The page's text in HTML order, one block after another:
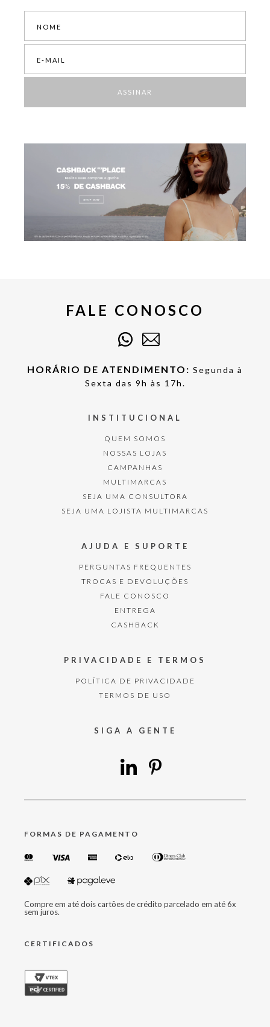
ASSINAR
FALE CONOSCO
HORÁRIO DE ATENDIMENTO: Segunda à
Sexta das 9h às 17h.
INSTITUCIONAL
QUEM SOMOS
NOSSAS LOJAS
CAMPANHAS
MULTIMARCAS
SEJA UMA CONSULTORA
SEJA UMA LOJISTA MULTIMARCAS
AJUDA E SUPORTE
PERGUNTAS FREQUENTES
TROCAS E DEVOLUÇÕES
FALE CONOSCO
ENTREGA
CASHBACK
PRIVACIDADE E TERMOS
POLÍTICA DE PRIVACIDADE
TERMOS DE USO
SIGA A GENTE
FORMAS DE PAGAMENTO
Compre em até dois cartões de crédito parcelado em até 6x
sem juros.
CERTIFICADOS